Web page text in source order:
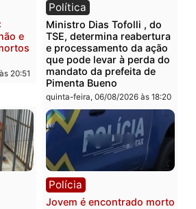
querer ler...
e
às 20:51
Política
Ministro Dias Tofolli , do
TSE, determina
e processamento da
que pode levar à perda
mandato da prefeita de
Pimenta Bueno